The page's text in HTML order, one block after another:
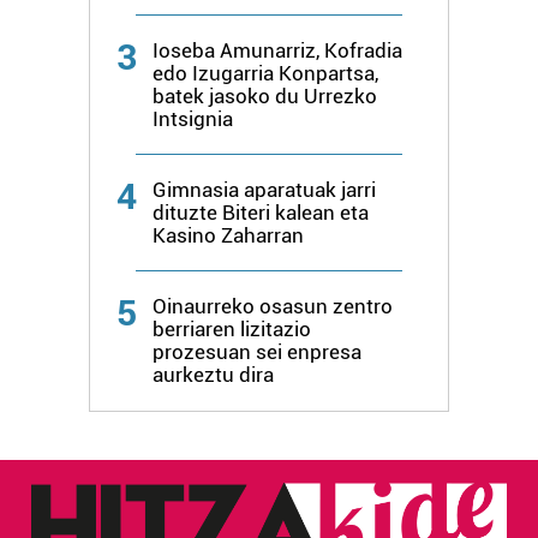
3
Ioseba Amunarriz, Kofradia
edo Izugarria Konpartsa,
batek jasoko du Urrezko
Intsignia
4
Gimnasia aparatuak jarri
dituzte Biteri kalean eta
Kasino Zaharran
5
Oinaurreko osasun zentro
berriaren lizitazio
prozesuan sei enpresa
aurkeztu dira